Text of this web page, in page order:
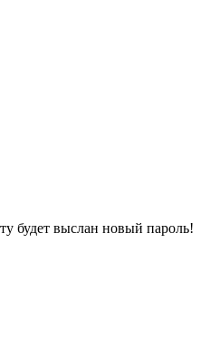
будет выслан новый пароль!